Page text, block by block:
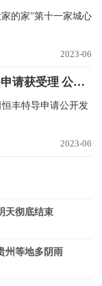
的家”第十一家城心
2023-06
精达股份：子公司恒丰特导北交所IPO申请获受理 公司持有80.69%股份
丰特导申请公开发
2023-06
天彻底结束
州等地多阴雨